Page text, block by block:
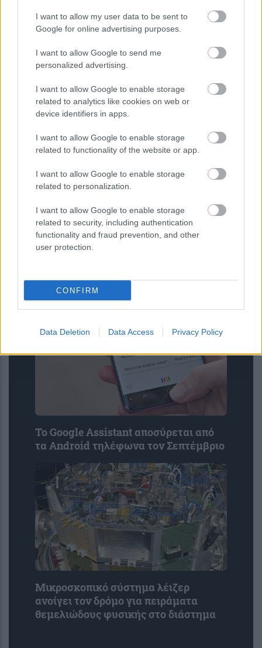
I want to allow my user data to be sent to
Google for online advertising purposes.
I want to allow Google to send me
personalized advertising.
I want to allow Google to enable storage
related to analytics like cookies on web or
device identifiers in apps.
I want to allow Google to enable storage
related to functionality of the website or app.
I want to allow Google to enable storage
related to personalization.
I want to allow Google to enable storage
related to security, including authentication
functionality and fraud prevention, and other
user protection.
CONFIRM
Data Deletion Data Access Privacy Policy
3 κοινά λάθη το καλοκαίρι που
αυξάνουν τον κίνδυνο για καρκίνο του
δέρματος – Πώς να προστατευτούμε;
Διευθέτηση των αποζημιώσεων των
Στρατιωτικών Ιατρών, μετά από
αίτημα του ΙΣΑ
Το Google Assistant αποσύρεται από
τα Android τηλέφωνα τον Σεπτέμβριο
Μικροσκοπικό σύστημα λέιζερ
ανοίγει τον δρόμο για πειράματα
θεμελιώδους φυσικής στο διάστημα